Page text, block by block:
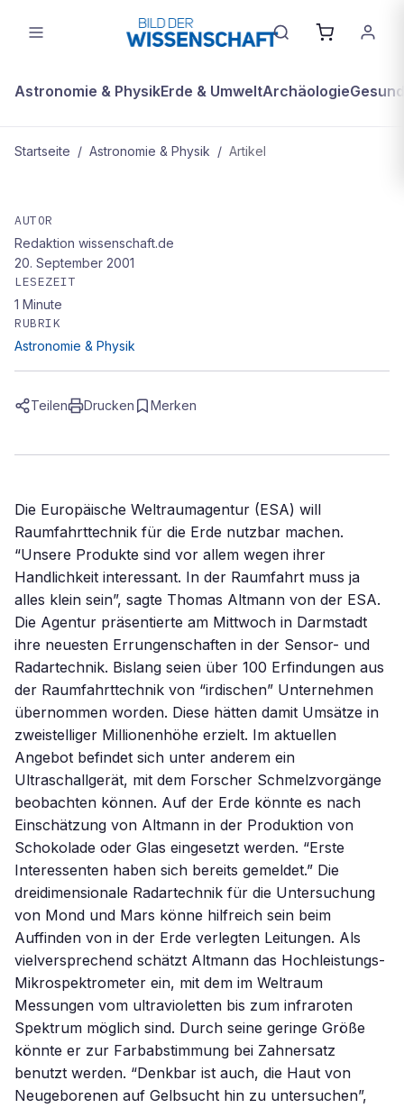
Astronomie & PhysikErde & UmweltArchäologie
Startseite / Astronomie & Physik / Artikel
ESA: Raumfahrttechnik für irdische
Anwendungen nutzen
AUTOR
Redaktion wissenschaft.de
20. September 2001
LESEZEIT
1 Minute
RUBRIK
Astronomie & Physik
Teilen Drucken Merken
Die Europäische Weltraumagentur (ESA) will
Raumfahrttechnik für die Erde nutzbar machen.
“Unsere Produkte sind vor allem wegen ihrer
Handlichkeit interessant. In der Raumfahrt muss ja
alles klein sein”, sagte Thomas Altmann von der ESA.
Die Agentur präsentierte am Mittwoch in Darmstadt
ihre neuesten Errungenschaften in der Sensor- und
Radartechnik. Bislang seien über 100 Erfindungen aus
der Raumfahrttechnik von “irdischen” Unternehmen
übernommen worden. Diese hätten damit Umsätze in
zweistelliger Millionenhöhe erzielt. Im aktuellen
Angebot befindet sich unter anderem ein
Ultraschallgerät, mit dem Forscher Schmelzvorgänge
beobachten können. Auf der Erde könnte es nach
Einschätzung von Altmann in der Produktion von
Schokolade oder Glas eingesetzt werden. “Erste
Interessenten haben sich bereits gemeldet.” Die
dreidimensionale Radartechnik für die Untersuchung
von Mond und Mars könne hilfreich sein beim
Auffinden von in der Erde verlegten Leitungen. Als
vielversprechend schätzt Altmann das Hochleistungs-
Mikrospektrometer ein, mit dem im Weltraum
Messungen vom ultravioletten bis zum infraroten
Spektrum möglich sind. Durch seine geringe Größe
könnte er zur Farbabstimmung bei Zahnersatz
benutzt werden. “Denkbar ist auch, die Haut von
Neugeborenen auf Gelbsucht hin zu untersuchen”,